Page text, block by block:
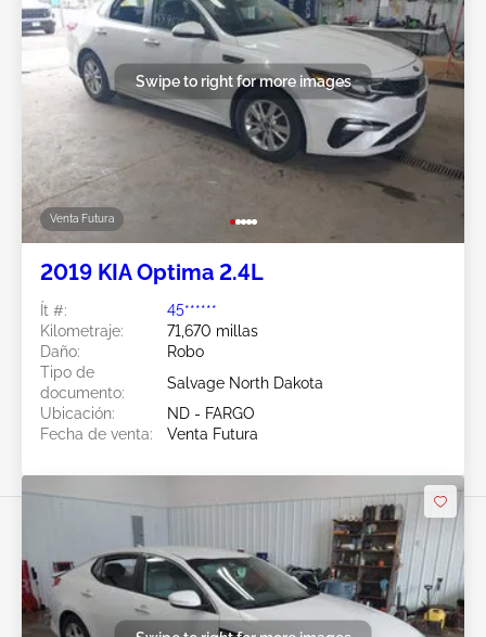
Venta Futura
Swipe to right for more images
2019 KIA Optima 2.4L
Ít #:
45******
Kilometraje:
71,670 millas
Daño:
Robo
Tipo de
documento:
Salvage North Dakota
Ubicación:
ND - FARGO
Fecha de venta:
Venta Futura